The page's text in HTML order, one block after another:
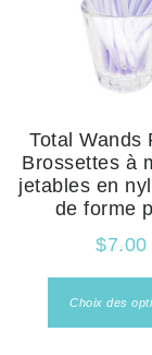
Total Wands
Brossettes à
jetables en
de forme
$7.00
Choix des